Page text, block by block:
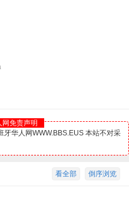
免责声明
华人网WWW.BBS.EUS 本站不对采
倒序浏览
看全部